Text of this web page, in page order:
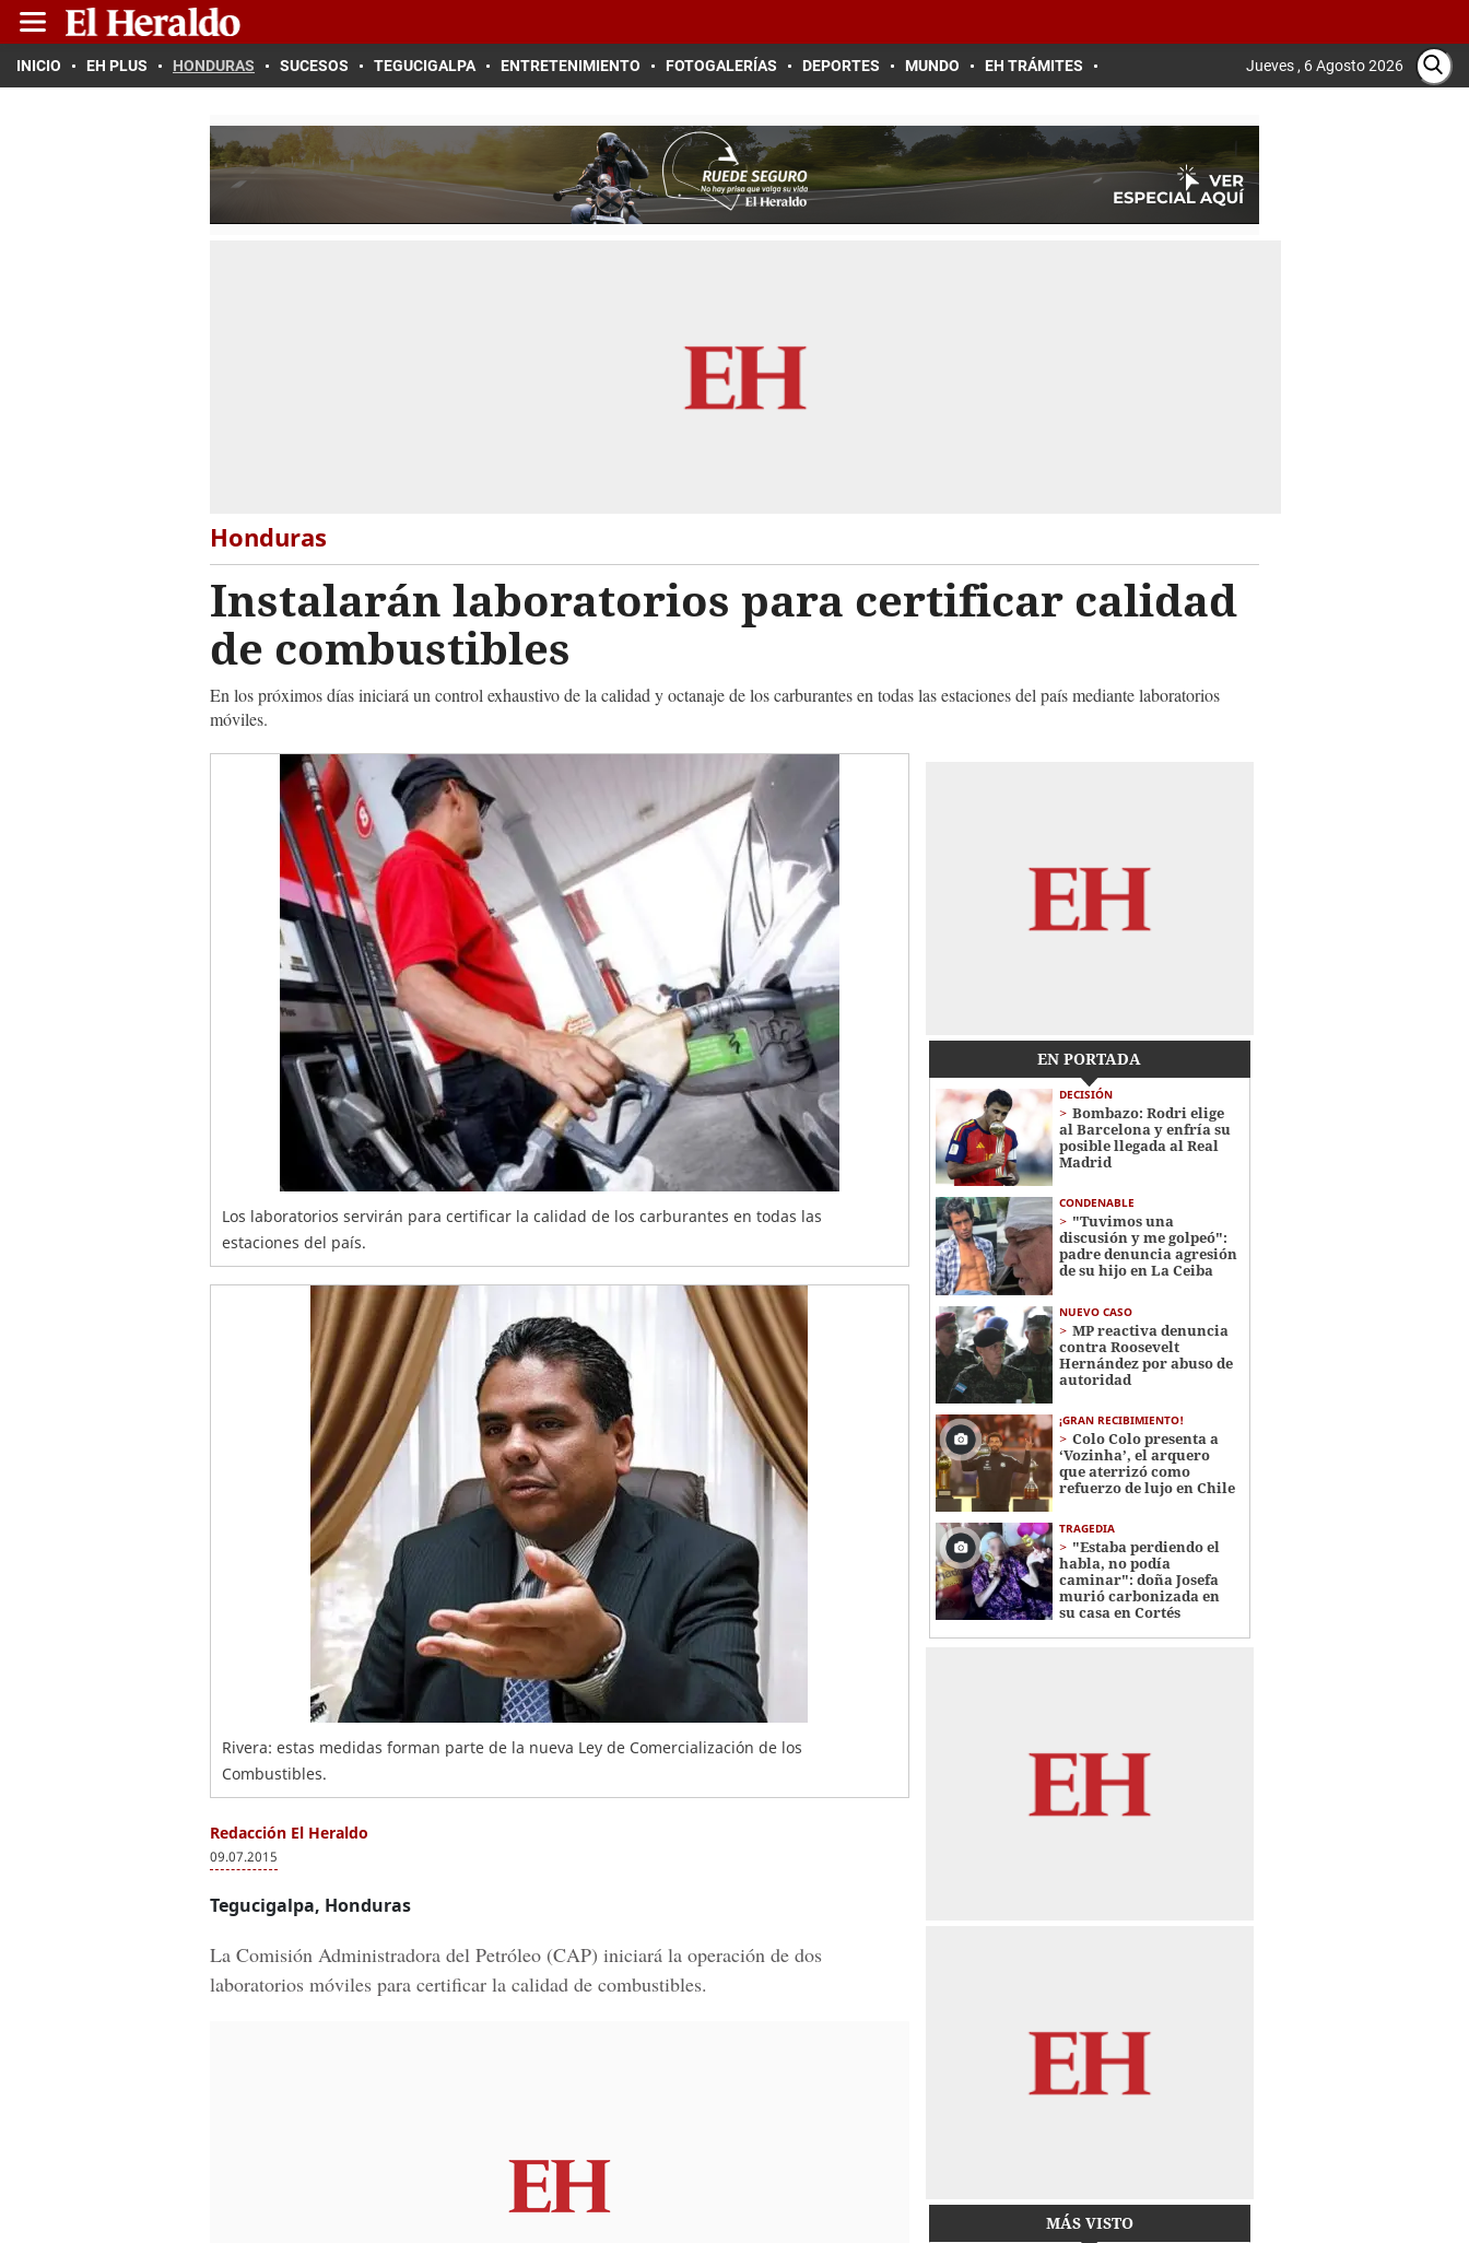
INICIO EH PLUS HONDURAS SUCESOS TEGUCIGALPA ENTRETENIMIENTO FOTOGALERÍAS DEPORTES MUNDO EH TRÁMITES Jueves , 6 Agosto 2026
Honduras
Instalarán laboratorios para certificar calidad
de combustibles
En los próximos días iniciará un control exhaustivo de la calidad y octanaje de los carburantes en todas las estaciones del país mediante laboratorios
móviles.
Los laboratorios servirán para certificar la calidad de los carburantes en todas las
estaciones del país.
Rivera: estas medidas forman parte de la nueva Ley de Comercialización de los
Combustibles.
Redacción El Heraldo
09.07.2015
Tegucigalpa, Honduras
La Comisión Administradora del Petróleo (CAP) iniciará la operación de dos
laboratorios móviles para certificar la calidad de combustibles.
EN PORTADA
DECISIÓN
Bombazo: Rodri elige
al Barcelona y enfría su
posible llegada al Real
Madrid
CONDENABLE
"Tuvimos una
discusión y me golpeó":
padre denuncia agresión
de su hijo en La Ceiba
NUEVO CASO
MP reactiva denuncia
contra Roosevelt
Hernández por abuso de
autoridad
¡GRAN RECIBIMIENTO!
Colo Colo presenta a
‘Vozinha’, el arquero
que aterrizó como
refuerzo de lujo en Chile
TRAGEDIA
"Estaba perdiendo el
habla, no podía
caminar": doña Josefa
murió carbonizada en
su casa en Cortés
MÁS VISTO